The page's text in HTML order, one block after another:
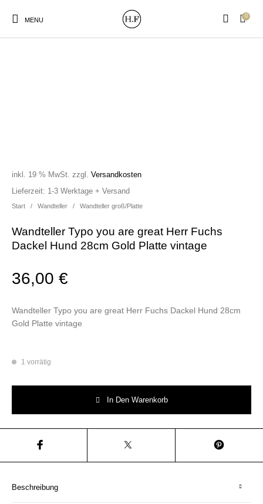
MENU
0
Strudia-Kampfkunst
Start / Wandteller / Wandteller groß/Platte
Wandteller Typo you are great Herr Fuchs
Dackel Hund 28cm Gold Platte vintage
36,00€
inkl. 19 % MwSt. zzgl.Versandkosten
Wandteller Typo you are great Herr Fuchs Dackel Hund 28cm
Gold Platte vintage
Lieferzeit: 1-3 Werktage + Versand
1 vorrätig
In Den Warenkorb
Beschreibung